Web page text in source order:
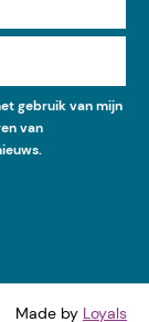
gebruik van mijn
van
Made by Loyals